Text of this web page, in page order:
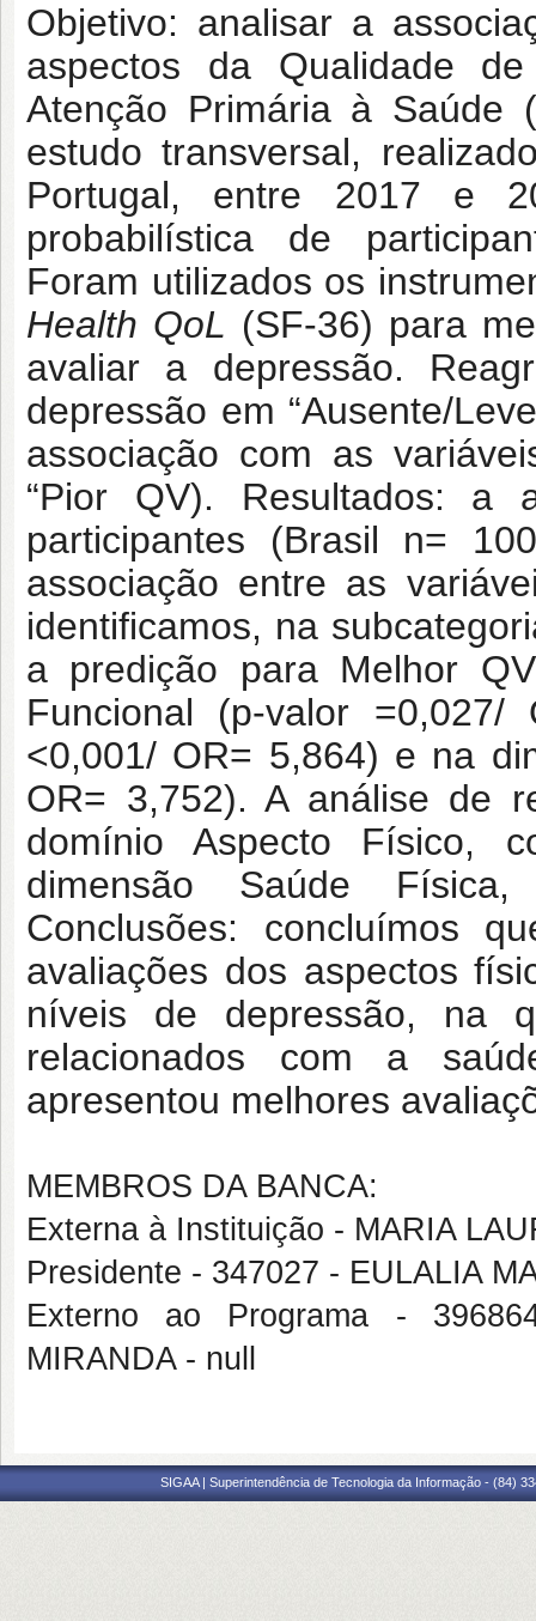
Objetivo: analisar a
aspectos da Qualidade
Atenção Primária à Saúde
estudo transversal,
Portugal, entre 2017 e
probabilística de
Foram utilizados os
Health QoL (SF-36) para
avaliar a depressão.
depressão em “Ausente/
associação com as
“Pior QV). Resultados: a
participantes (Brasil n=
associação entre as
identificamos, na
a predição para Melhor
Funcional (p-valor
<0,001/ OR= 5,864) e na
OR= 3,752). A análise de
domínio Aspecto Físico,
dimensão Saúde
Conclusões: concluímos
avaliações dos aspectos
níveis de depressão, na
relacionados com a
apresentou melhores
MEMBROS DA BANCA:
Externa à Instituição - MARIA
Presidente - 347027 - EULALIA
Externo ao Programa -
MIRANDA - null
SIGAA | Superintendência de Tecnologia da Informação - (84)